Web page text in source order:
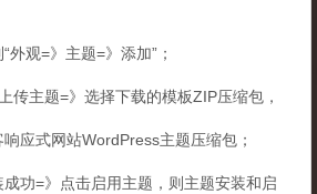
外观=》主题=》添加”；
传主题=》选择下载的模板ZIP压缩包，
应式网站WordPress主题压缩包；
功=》点击启用主题，则主题安装和启